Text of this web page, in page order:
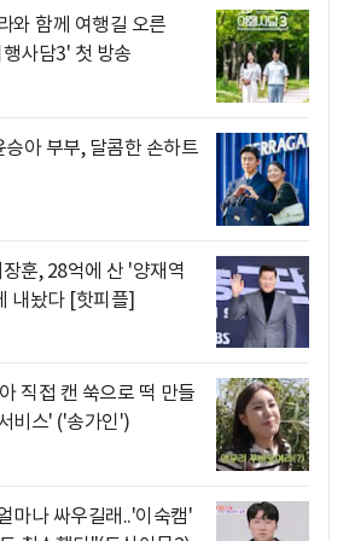
와 함께 여행길 오른
사담3' 첫 방송
아 부부, 달콤한 손하트
훈, 28억에 산 '양재역
내놨다 [핫피플]
직접 캔 쑥으로 떡 만들
비스' ('송가인')
마나 싸우길래..'이숙캠'